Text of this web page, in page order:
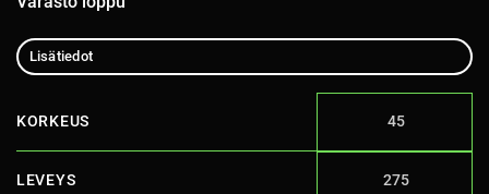
Lisätiedot
KORKEUS 45
LEVEYS 275